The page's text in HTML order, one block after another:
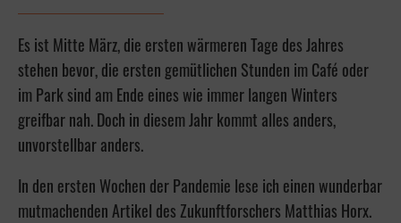
Es ist Mitte März, die ersten wärmeren Tage des Jahres
stehen bevor, die ersten gemütlichen Stunden im Café oder
im Park sind am Ende eines wie immer langen Winters
greifbar nah. Doch in diesem Jahr kommt alles anders,
unvorstellbar anders.
In den ersten Wochen der Pandemie lese ich einen wunderbar
mutmachenden Artikel des Zukunftforschers Matthias Horx.